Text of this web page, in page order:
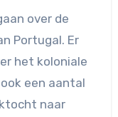
over de
Portugal. Er
het koloniale
een aantal
naar